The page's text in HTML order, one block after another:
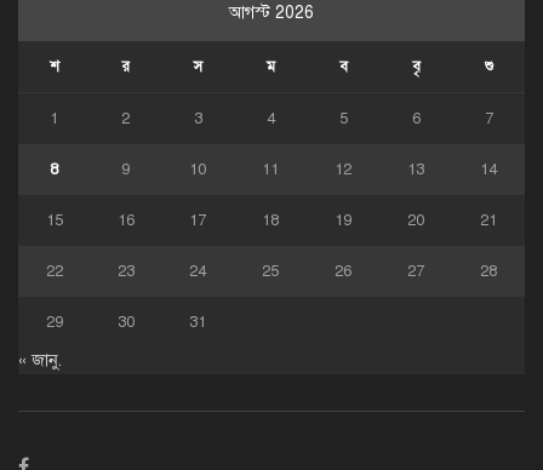
আগস্ট 2026
শ র স ম ব বৃ শু
1 2 3 4 5 6 7
8 9 10 11 12 13 14
15 16 17 18 19 20 21
22 23 24 25 26 27 28
29 30 31
« জানু.